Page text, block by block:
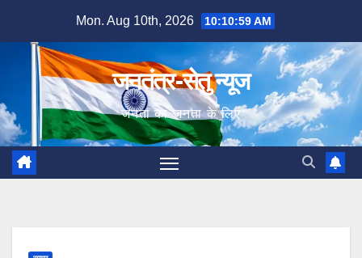
content
Mon. Aug 10th, 2026 10:11:00 AM
जनतंत्र-सेतु न्यूज
जनता का जनता के लिए